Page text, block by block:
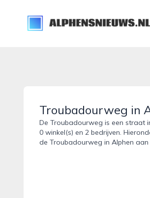
alphensnieuws.nl
Troubadourweg in
De Troubadourweg is een straat
0 winkel(s) en 2 bedrijven.
de Troubadourweg in Alphen aan